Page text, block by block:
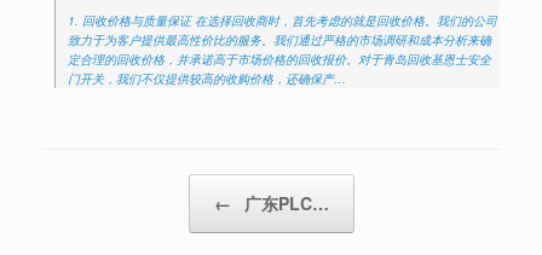
1. 回收价格与质量保证 在选择回收商时，首先考虑的就是回收价格。我们的公司
致力于为客户提供最高性价比的服务。我们通过严格的市场调研和成本分析来确
定合理的回收价格，并承诺高于市场价格的回收报价。对于青岛回收基恩士安全
门开关，我们不仅提供较高的收购价格，还确保产…
← 广东PLC…